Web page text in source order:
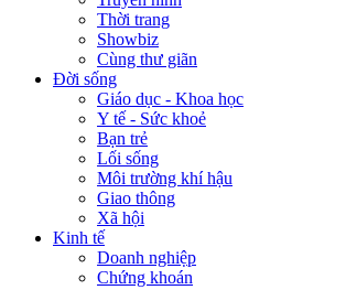
Thời trang
Showbiz
Cùng thư giãn
Đời sống
Giáo dục - Khoa học
Y tế - Sức khoẻ
Bạn trẻ
Lối sống
Môi trường khí hậu
Giao thông
Xã hội
Kinh tế
Doanh nghiệp
Chứng khoán